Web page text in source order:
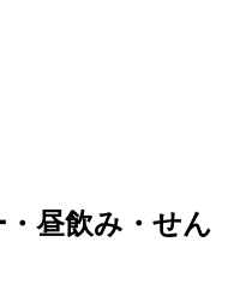
昼飲み・せん